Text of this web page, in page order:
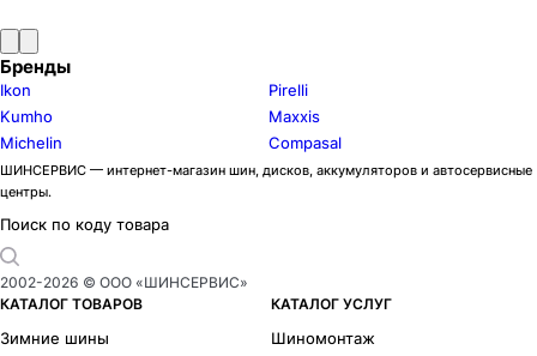
Бренды
Ikon
Pirelli
Kumho
Maxxis
Michelin
Compasal
ШИНСЕРВИС — интернет-магазин шин, дисков, аккумуляторов и автосервисные
центры.
Поиск по коду товара
2002-2026 © ООО «ШИНСЕРВИС»
КАТАЛОГ ТОВАРОВ
Зимние шины
КАТАЛОГ УСЛУГ
Шиномонтаж